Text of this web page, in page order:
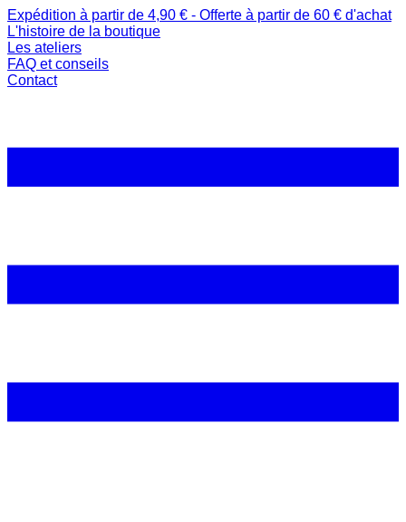
Expédition à partir de 4,90 € - Offerte à partir de 60 € d'achat
L'histoire de la boutique
Les ateliers
FAQ et conseils
Contact